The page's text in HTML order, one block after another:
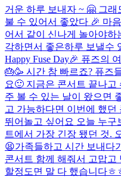
거운 하루 보내자 ~ 🤗 그
불 수 있어서 좋았다 🎉 마
어서 같이 신나게 놀아야하
각하면서 좋은하루 보낼수
Happy Fuse Day🎉 퓨즈의
🎂🥳 시간 참 빠르죠? 퓨즈
요🙂 지금은 콘서트 끝나
주 볼 수 있는 날이 왔으면
고 가능하다면 이번에 했던
뛰어놀고 싶어요 오늘 누구
트에서 가장 긴장 됐던 것.
😫가족들하고 시간 보내다
콘서트 함께 해줘서 고맙
할정도면 말 다 했습니다ㅎ